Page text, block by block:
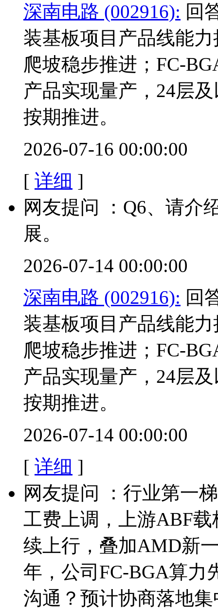
深南电路 (002916): 回
装基板项目产品线能
爬坡稳步推进；FC-
产品实现量产，24层
按期推进。
2026-07-16 00:00:00
[ 详细 ]
网友提问 ：Q6、请介
展。
2026-07-14 00:00:00
深南电路 (002916): 回
装基板项目产品线能
爬坡稳步推进；FC-
产品实现量产，24层
按期推进。
2026-07-14 00:00:00
[ 详细 ]
网友提问 ：行业第一
工费上调，上游ABF
续上行，叠加AMD新
年，公司FC-BGA算力
沟通？预计协商落地